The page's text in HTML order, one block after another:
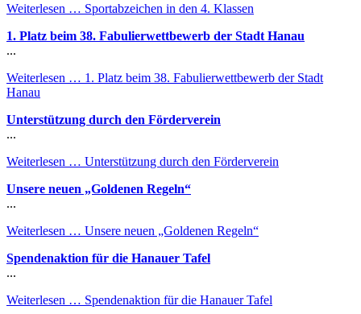
Weiterlesen … Sportabzeichen in den 4. Klassen
1. Platz beim 38. Fabulierwettbewerb der Stadt Hanau
...
Weiterlesen … 1. Platz beim 38. Fabulierwettbewerb der Stadt
Hanau
Unterstützung durch den Förderverein
...
Weiterlesen … Unterstützung durch den Förderverein
Unsere neuen „Goldenen Regeln“
...
Weiterlesen … Unsere neuen „Goldenen Regeln“
Spendenaktion für die Hanauer Tafel
...
Weiterlesen … Spendenaktion für die Hanauer Tafel